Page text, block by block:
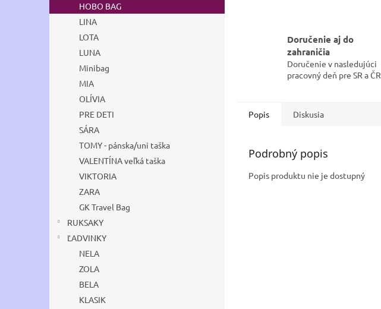
HOBO BAG
LINA
LOTA
LUNA
Minibag
MIA
OLÍVIA
PRE DETI
SÁRA
TOMY - pánska/uni taška
VALENTÍNA veľká taška
VIKTORIA
ZARA
GK Travel Bag
RUKSAKY
ĽADVINKY
NELA
ZOLA
BELA
KLASIK
Doručenie aj do
zahraničia
Doručenie v nasledujúci
pracovný deň pre SR a ČR
Popis Diskusia
Podrobný popis
Popis produktu nie je dostupný